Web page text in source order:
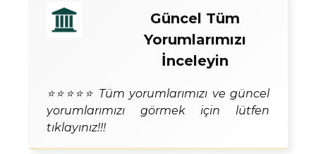
Güncel Tüm
Yorumlarımızı
İnceleyin
⭐⭐⭐⭐⭐ Tüm yorumlarımızı ve güncel
yorumlarımızı görmek için lütfen
tıklayınız!!!